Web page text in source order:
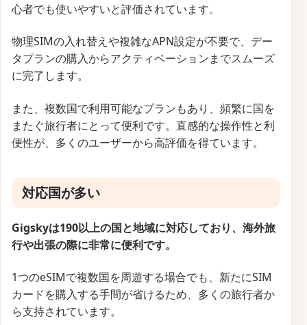
心者でも使いやすいと評価されています。
物理SIMの入れ替えや複雑なAPN設定が不要で、デー
タプランの購入からアクティベーションまでスムーズ
に完了します。
また、複数国で利用可能なプランもあり、頻繁に国を
またぐ旅行者にとって便利です。直感的な操作性と利
便性が、多くのユーザーから高評価を得ています。
対応国が多い
Gigskyは190以上の国と地域に対応しており、海外旅
行や出張の際に非常に便利です。
1つのeSIMで複数国を周遊する場合でも、新たにSIM
カードを購入する手間が省けるため、多くの旅行者か
ら支持されています。